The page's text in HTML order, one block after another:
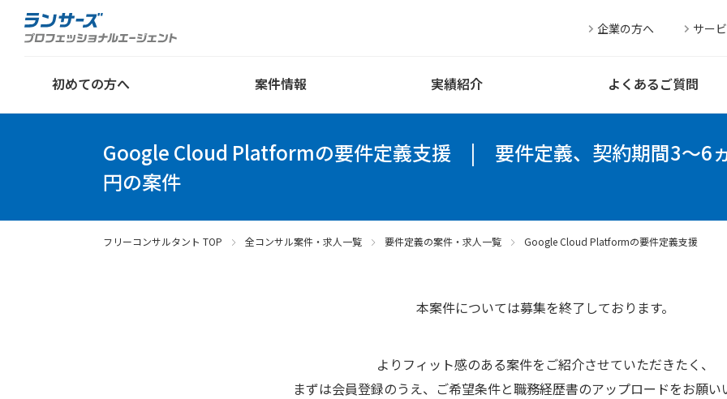
初めての方へ 案件情報 実績紹介 よくあるご質問
企業の方へ サー
Google Cloud Platformの要件定義支援 | 要件定義、契約期間3～6
円の案件
フリーコンサルタント TOP 全コンサル案件・求人一覧 要件定義の案件・求人一覧 Google Cloud Platformの要件定義支援
本案件については募集を終了しております。
よりフィット感のある案件を ご紹介させていただきたく、
まずは会員登録のうえ、 ご希望条件と職務経歴書のアップロードをお願い